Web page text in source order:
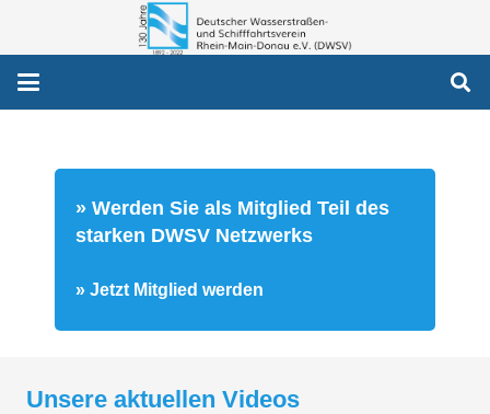
» Werden Sie als Mitglied Teil des
starken DWSV Netzwerks
» Jetzt Mitglied werden
Unsere aktuellen Videos